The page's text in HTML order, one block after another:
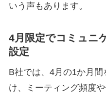
いう声もあります。
4月限定でコミュニ
設定
B社では、4月の1か月
け、ミーティング頻度